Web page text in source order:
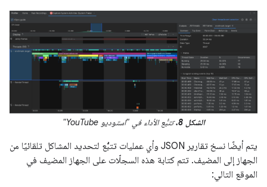
الشكل 8. تتبُّع الأداء في "استوديو YouTube"
يتم أيضًا نسخ تقارير JSON وأي عمليات تتبُّع لتحديد المشاكل تلقائيًا من
الجهاز إلى المضيف. تتم كتابة هذه السجلّات على الجهاز المضيف في
الموقع التالي: